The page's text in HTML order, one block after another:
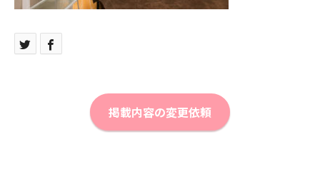
掲載内容の変更依頼